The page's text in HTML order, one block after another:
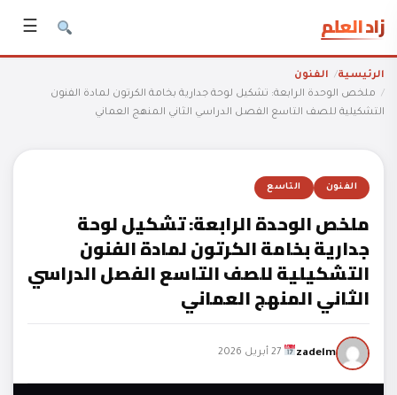
زاد العلم ☰
الرئيسية
الفنون
ملخص الوحدة الرابعة: تشكيل لوحة جدارية بخامة الكرتون لمادة الفنون
التشكيلية للصف التاسع الفصل الدراسي الثاني المنهج العماني
الفنون التاسع
ملخص الوحدة الرابعة: تشكيل لوحة
جدارية بخامة الكرتون لمادة الفنون
التشكيلية للصف التاسع الفصل الدراسي
الثاني المنهج العماني
zadelm 27 أبريل 2026